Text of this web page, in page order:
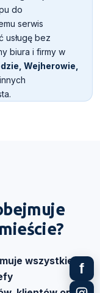
do
serwis
usługę bez
biura i firmy w
Wejherowie,
wszystkie f